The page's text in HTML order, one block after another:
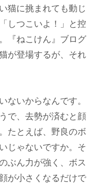
猫に挑まれても動じ
しつこいよ！」と控
『ねこけん』ブログ
が登場するが、それ
いからなんです。
で、去勢が済むと顔
たとえば、野良のボ
じゃないですか。そ
ぶん力が強く、ボス
が小さくなるだけで